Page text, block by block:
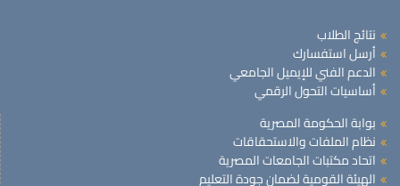
نتائج الطلاب
أرسل استفسارك
الدعم الفني للإيميل الجامعي
أساسيات التحول الرقمي
بوابة الحكومة المصرية
نظام الملفات والاستحقاقات
اتحاد مكتبات الجامعات المصرية
الهيئة القومية لضمان جودة التعليم